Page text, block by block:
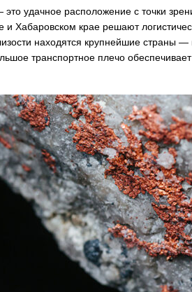
удачное расположение с точки
и Хабаровском крае решают
находятся крупнейшие страны
транспортное плечо